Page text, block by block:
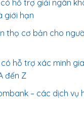
hỗ trợ giải ngân
giới hạn
thọ cơ bản cho
hỗ trợ xác minh
đến Z
– các dịch vụ